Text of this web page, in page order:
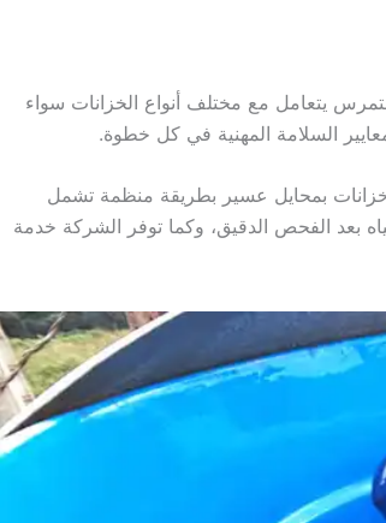
يتعامل مع مختلف أنواع الخزانات سواء
السلامة المهنية في كل خطوة.
بمحايل عسير بطريقة منظمة تشمل
بعد الفحص الدقيق، وكما توفر الشركة خدمة